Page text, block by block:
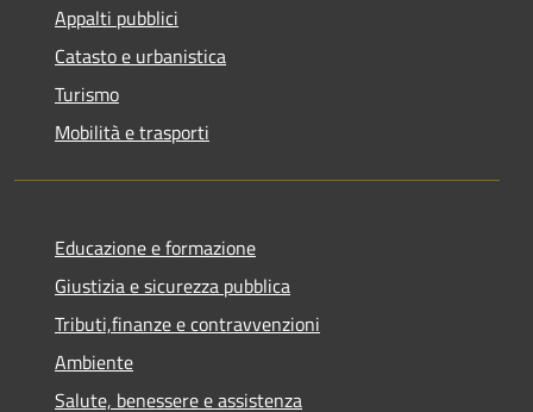
Appalti pubblici
Catasto e urbanistica
Turismo
Mobilità e trasporti
Educazione e formazione
Giustizia e sicurezza pubblica
Tributi,finanze e contravvenzioni
Ambiente
Salute, benessere e assistenza